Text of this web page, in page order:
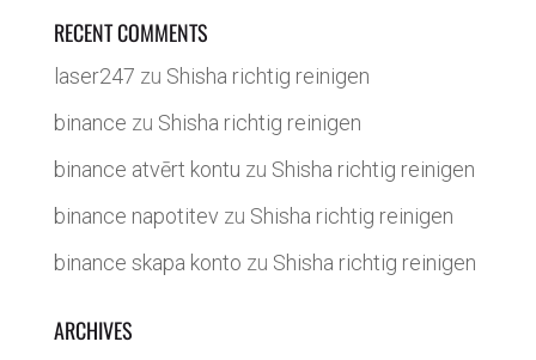
RECENT COMMENTS
laser247 zu Shisha richtig reinigen
binance zu Shisha richtig reinigen
binance atvērt kontu zu Shisha richtig reinigen
binance napotitev zu Shisha richtig reinigen
binance skapa konto zu Shisha richtig reinigen
ARCHIVES